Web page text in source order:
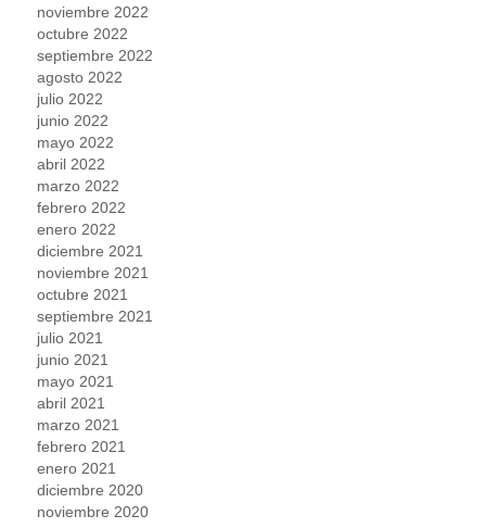
noviembre 2022
octubre 2022
septiembre 2022
agosto 2022
julio 2022
junio 2022
mayo 2022
abril 2022
marzo 2022
febrero 2022
enero 2022
diciembre 2021
noviembre 2021
octubre 2021
septiembre 2021
julio 2021
junio 2021
mayo 2021
abril 2021
marzo 2021
febrero 2021
enero 2021
diciembre 2020
noviembre 2020